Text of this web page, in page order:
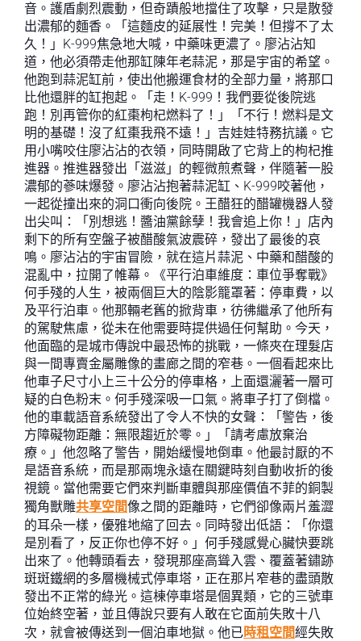
音。護盾劇烈震動，但奇蹟般地擋住了攻擊，只是散發
出濃郁的麵香。「這麵皮的延展性！完美！但撐不了太
久！」K-999焦急地大喊，中藥味更濃了。廖沾沾知
道，他必須帶走他那缸陳年老蒜泥，那是宇宙的希望。
他跑到蒜泥缸前，使出他搬運食材的全部力量，將那口
比他還胖的缸抱起。「走！K-999！我們要從後院逃
跑！別再管你的紅棗枸杞燃料了！」「不行！燃料是文
明的基礎！沒了紅棗我飛不遠！」吉娃娃特務抗議。它
用小嘴咬住廖沾沾的衣領，同時開啟了它背上的枸杞推
進器。推進器發出「滋滋」的輕微煎煮聲，伴隨著一股
濃郁的蔘味爆發。廖沾沾抱著蒜泥缸、K-999咬著他，
一起從撞出來的洞口衝向後院。王醋狂的醋罐機器人發
出尖叫：「別想逃！醬油黨餘孽！我會追上你！」店內
剩下的所有空盤子被醋酸氣波震碎，發出了最後的哀
鳴。廖沾沾的宇宙冒險，就在這片蒜泥、中藥和醋酸的
混亂中，拉開了帷幕。《平行泊車維度：車位爭奪戰》
何手殘的人生，被兩個巨大的陰影籠罩著：停車費，以
及平行泊車。他那輛老舊的掀背車，彷彿繼承了他所有
的駕駛焦慮，從未在他需要時提供過任何幫助。今天，
他面臨的是城市傳說中最恐怖的挑戰，一條夾在理髮店
與一間專賣金屬雕像的畫廊之間的窄巷。一個看起來比
他車子尺寸小上三十公分的停車格，上面還灑著一層可
疑的白色粉末。何手殘深吸一口氣。將車子打了倒檔。
他的車載語音系統發出了令人不快的女聲：「警告，後
方障礙物距離：無限趨近於零。」「請考慮放棄治
療。」他忽略了警告，開始緩慢地倒車。他最討厭的不
是語音系統，而是那兩塊永遠在關鍵時刻自動收折的後
視鏡。當他需要它們來判斷車體與那座價值不菲的銅製
獨角獸雕共享空間像之間的距離時，它們卻像兩片羞澀
的耳朵一樣，優雅地縮了回去。同時發出低語：「你還
是別看了，反正你也停不好。」何手殘感覺心臟快要跳
出來了。他轉頭看去，發現那座高聳入雲、覆蓋著鏽跡
斑斑鐵網的多層機械式停車塔，正在那片窄巷的盡頭散
發出不正常的綠光。這棟停車塔是個異類，它的三號車
位始終空著，並且傳說只要有人敢在它面前失敗十八
次，就會被傳送到一個泊車地獄。他已時租空間經失敗